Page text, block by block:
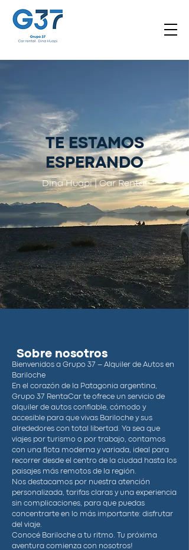
TE ESTAMOS
ESPERANDO
Dina Huapi | Car Rental
Sobre nosotros
Bienvenidos a Grupo 37 – Alquiler de Autos en
Bariloche
En el corazón de la Patagonia argentina,
Grupo 37 RentaCar te ofrece un servicio de
alquiler de autos confiable, cómodo y
accesible para que vivas Bariloche y sus
alrededores con total libertad. Ya sea que
viajes por turismo o por trabajo, contamos
con una flota moderna y variada, ideal para
recorrer desde el centro de la ciudad hasta los
paisajes más remotos de la región.
Nos destacamos por nuestra atención
personalizada, tarifas claras y una experiencia
sin complicaciones, para que puedas
concentrarte en lo más importante: disfrutar
del viaje.
Conocé Bariloche a tu ritmo. Tu próxima
aventura comienza con nosotros!